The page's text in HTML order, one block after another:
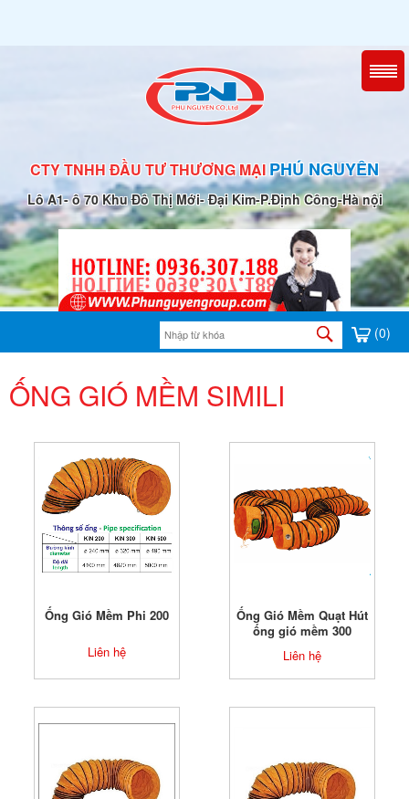
CTY TNHH ĐẦU TƯ THƯƠNG MẠIPHÚ NGUYÊN
Lô A1- ô 70 Khu Đô Thị Mới- Đại Kim-P.Định Công-Hà nội
(0)
ỐNG GIÓ MỀM SIMILI
Ống Gió Mềm Phi 200
Liên hệ
Ống Gió Mềm Quạt Hút
ống gió mềm 300
Liên hệ